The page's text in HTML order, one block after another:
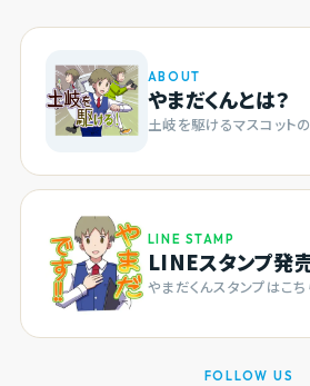
ABOUT
やまだくんとは？
土岐を駆けるマスコット
LINE STAMP
LINEスタンプ発
やまだくんスタンプはこ
FOLLOW US